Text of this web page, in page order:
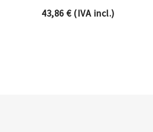
43,86€(IVA incl.)